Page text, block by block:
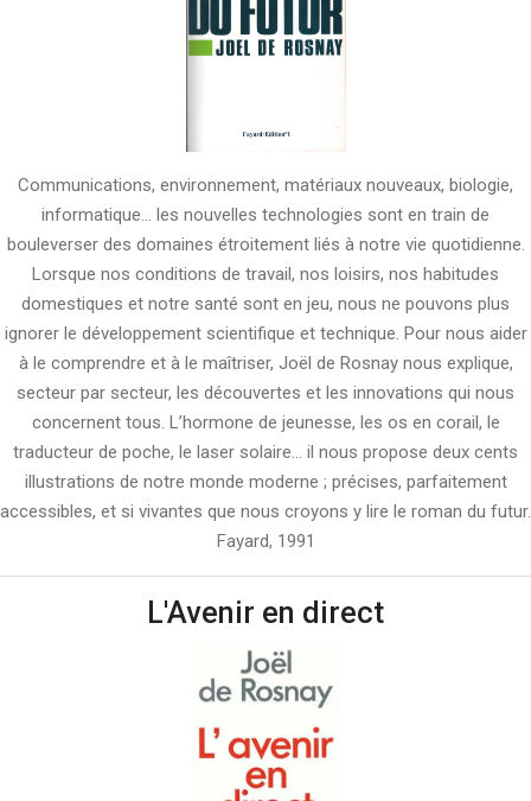
Communications, environnement, matériaux nouveaux, biologie,
informatique… les nouvelles technologies sont en train de
bouleverser des domaines étroitement liés à notre vie quotidienne.
Lorsque nos conditions de travail, nos loisirs, nos habitudes
domestiques et notre santé sont en jeu, nous ne pouvons plus
ignorer le développement scientifique et technique. Pour nous aider
à le comprendre et à le maîtriser, Joël de Rosnay nous explique,
secteur par secteur, les découvertes et les innovations qui nous
concernent tous. L’hormone de jeunesse, les os en corail, le
traducteur de poche, le laser solaire… il nous propose deux cents
illustrations de notre monde moderne ; précises, parfaitement
accessibles, et si vivantes que nous croyons y lire le roman du futur.
Fayard, 1991
L'Avenir en direct